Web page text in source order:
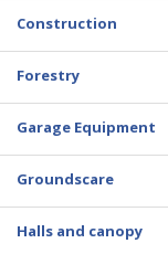
Construction
Forestry
Garage Equipment
Groundscare
Halls and canopy